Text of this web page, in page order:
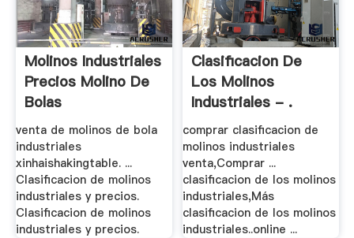
Molinos Industriales
Precios Molino De
Bolas
venta de molinos de bola
industriales
xinhaishakingtable. ...
Clasificacion de molinos
industriales y precios.
Clasificacion de molinos
industriales y precios.
Clasificacion De
Los Molinos
Industriales - .
comprar clasificacion de
molinos industriales
venta,Comprar ...
clasificacion de los molinos
industriales,Más
clasificacion de los molinos
industriales..online ...